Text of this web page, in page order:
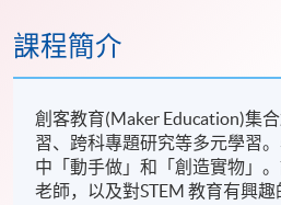
課程簡介
創客教育(Maker Education)集
習、跨科專題研究等多元學習
中「動手做」和「創造實物」
老師，以及對STEM 教育有興趣